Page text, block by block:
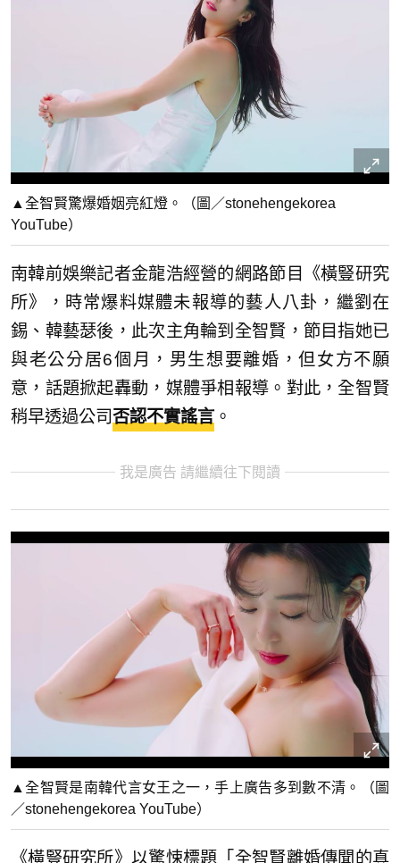
▲全智賢驚爆婚姻亮紅燈。（圖／stonehengekorea
YouTube）
南韓前娛樂記者金龍浩經營的網路節目《橫豎研究
所》，時常爆料媒體未報導的藝人八卦，繼劉在
錫、韓藝瑟後，此次主角輪到全智賢，節目指她已
與老公分居6個月，男生想要離婚，但女方不願
意，話題掀起轟動，媒體爭相報導。對此，全智賢
稍早透過公司 否認不實謠言 。
我是廣告 請繼續往下閱讀
▲全智賢是南韓代言女王之一，手上廣告多到數不清。（圖
／stonehengekorea YouTube）
《橫豎研究所》以驚悚標題「全智賢離婚傳聞的真